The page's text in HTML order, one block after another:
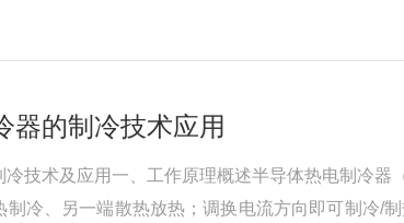
器的制冷技术应用
技术及应用一、工作原理概述半导体热电制冷
制冷、另一端散热放热；调换电流方向即可制冷/